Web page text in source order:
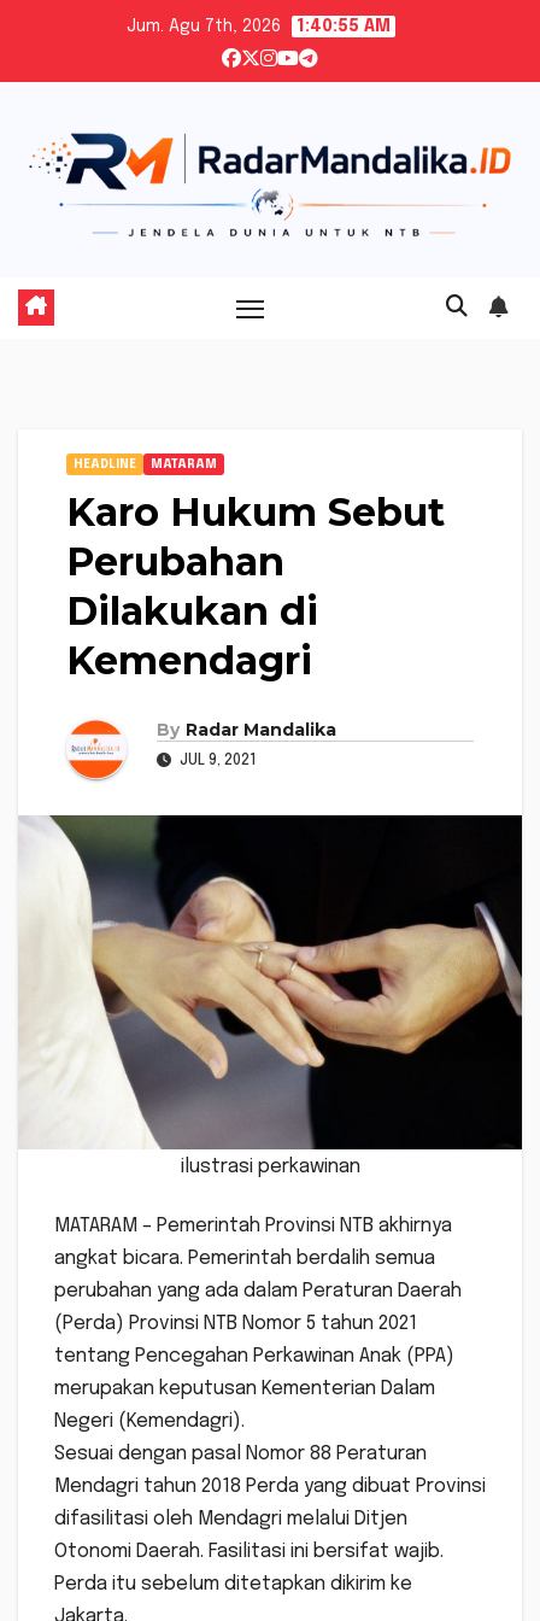
content
Jum. Agu 7th, 2026 1:40:56 AM
HEADLINE MATARAM
Karo Hukum Sebut
Perubahan
Dilakukan di
Kemendagri
By Radar Mandalika
JUL 9, 2021
ilustrasi perkawinan
MATARAM – Pemerintah Provinsi NTB akhirnya
angkat bicara. Pemerintah berdalih semua
perubahan yang ada dalam Peraturan Daerah
(Perda) Provinsi NTB Nomor 5 tahun 2021
tentang Pencegahan Perkawinan Anak (PPA)
merupakan keputusan Kementerian Dalam
Negeri (Kemendagri).
Sesuai dengan pasal Nomor 88 Peraturan
Mendagri tahun 2018 Perda yang dibuat Provinsi
difasilitasi oleh Mendagri melalui Ditjen
Otonomi Daerah. Fasilitasi ini bersifat wajib.
Perda itu sebelum ditetapkan dikirim ke
Jakarta.